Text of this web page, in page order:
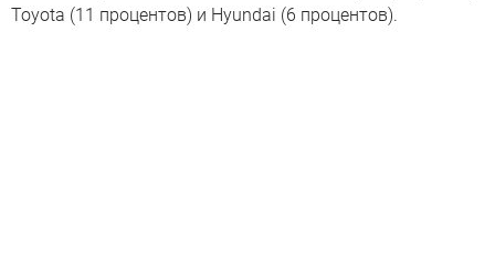
Toyota (11 процентов) и Hyundai (6 процентов).